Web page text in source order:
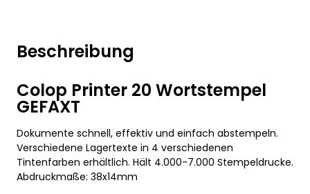
Beschreibung
Colop Printer 20 Wortstempel
GEFAXT
Dokumente schnell, effektiv und einfach abstempeln.
Verschiedene Lagertexte in 4 verschiedenen
Tintenfarben erhältlich. Hält 4.000-7.000 Stempeldrucke.
Abdruckmaße: 38x14mm